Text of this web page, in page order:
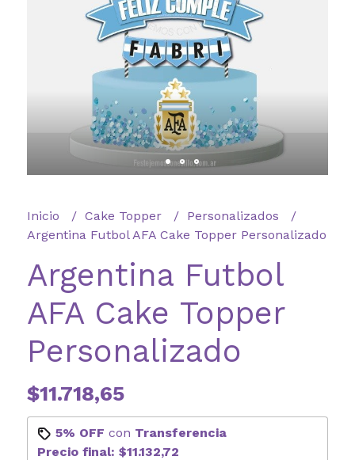
Inicio Cake Topper
Personalizados
Argentina Futbol AFA Cake Topper Personalizado
Argentina Futbol
AFA Cake Topper
Personalizado
$11.718,65
5% OFF con Transferencia
Precio final: $11.132,72